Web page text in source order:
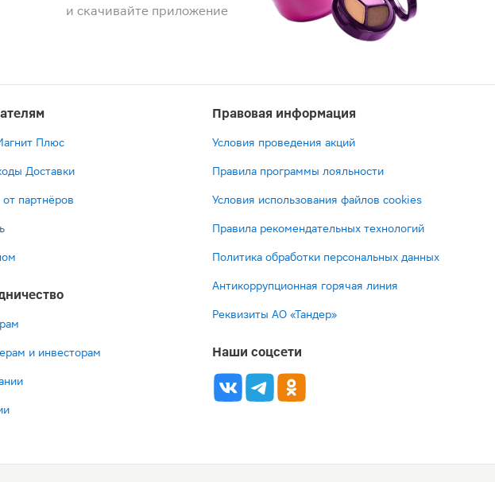
и скачивайте приложение
Плюс
Доставки
партнёров
и инвесторам
Правовая информация
Условия проведения акций
Правила программы лояльности
Условия использования файлов cookies
Правила рекомендательных технологий
Политика обработки персональных данных
Антикоррупционная горячая линия
Реквизиты АО «Тандер»
Наши соцсети